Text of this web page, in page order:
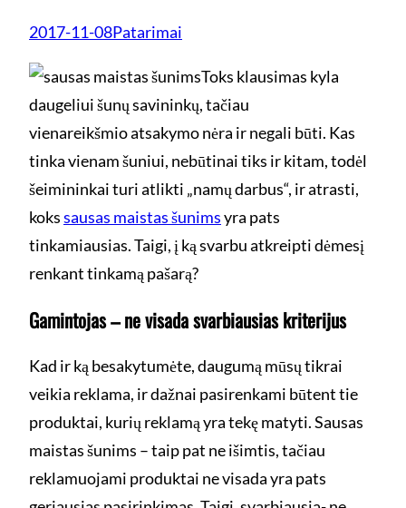
2017-11-08Patarimai
Toks klausimas kyla
daugeliui šunų savininkų, tačiau
vienareikšmio atsakymo nėra ir negali būti. Kas
tinka vienam šuniui, nebūtinai tiks ir kitam, todėl
šeimininkai turi atlikti „namų darbus“, ir atrasti,
kokssausas maistas šunimsyra pats
tinkamiausias. Taigi, į ką svarbu atkreipti dėmesį
renkant tinkamą pašarą?
Gamintojas – ne visada svarbiausias kriterijus
Kad ir ką besakytumėte, daugumą mūsų tikrai
veikia reklama, ir dažnai pasirenkami būtent tie
produktai, kurių reklamą yra tekę matyti. Sausas
maistas šunims – taip pat ne išimtis, tačiau
reklamuojami produktai ne visada yra pats